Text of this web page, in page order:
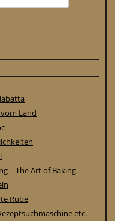
Land
– The Art of Baking
Rübe
etc.